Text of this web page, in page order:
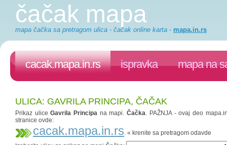
čačak mapa
mapa čačka sa pretragom ulica - čačak online karta - mapa.in.rs
cacak.mapa.in.rs ispravka mapa na
ULICA: GAVRILA PRINCIPA, ČAČAK
Prikaz uliceGavrila Principa na mapi.Čačka. PAŽNJA - ovaj deo
stranice ovde:
cacak.mapa.in.rs. « krenite sa pretragom odavde